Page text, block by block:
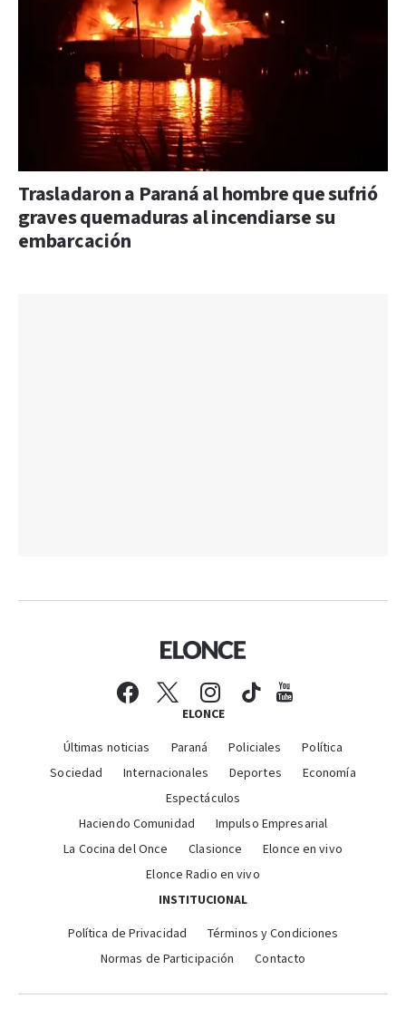
Trasladaron a Paraná al hombre que sufrió
graves quemaduras al incendiarse su
embarcación
ELONCE
Últimas noticias Paraná Policiales
Política
Sociedad
Internacionales Deportes
Economía
Espectáculos
Haciendo Comunidad
Impulso Empresarial
La Cocina del Once
Clasionce
Elonce en vivo
Elonce Radio en vivo
INSTITUCIONAL
Política de Privacidad
Términos y Condiciones
Normas de Participación
Contacto